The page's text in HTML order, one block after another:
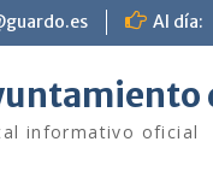
Al día:
informativo oficial